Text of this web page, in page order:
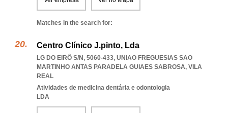
Matches in the search for:
Centro Clínico J.pinto, Lda
LG DO EIRÔ S/N, 5060-433, UNIAO FREGUESIAS SAO
MARTINHO ANTAS PARADELA GUIAES SABROSA, VILA
REAL
Atividades de medicina dentária e odontologia
LDA